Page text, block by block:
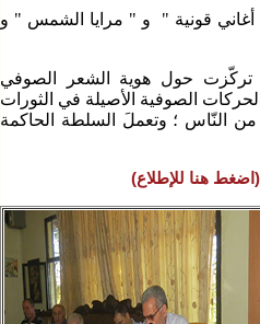
أغاني قونية " و " مرايا الشمس " و
تركّزت حول هوية الشعر الصوفي
الصوفية الأصيلة في الثورات
من النّاس ؛ وتعملَ السلطة الحاكمة
هنا للإطلاع)